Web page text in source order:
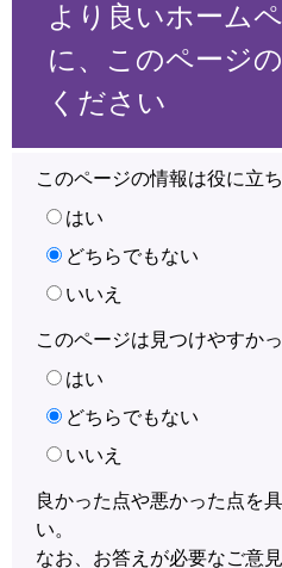
より良いホーム
に、このページ
ください
このページの情報は役に立
はい
どちらでもない
いいえ
このページは見つけやすか
はい
どちらでもない
いいえ
良かった点や悪かった点を
い。
なお、お答えが必要なご意